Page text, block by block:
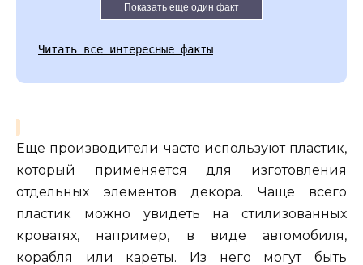
Показать еще один факт
Читать все интересные факты
Еще производители часто используют пластик,
который применяется для изготовления
отдельных элементов декора. Чаще всего
пластик можно увидеть на стилизованных
кроватях, например, в виде автомобиля,
корабля или кареты. Из него могут быть